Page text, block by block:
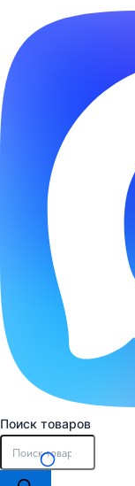
Поиск товаров